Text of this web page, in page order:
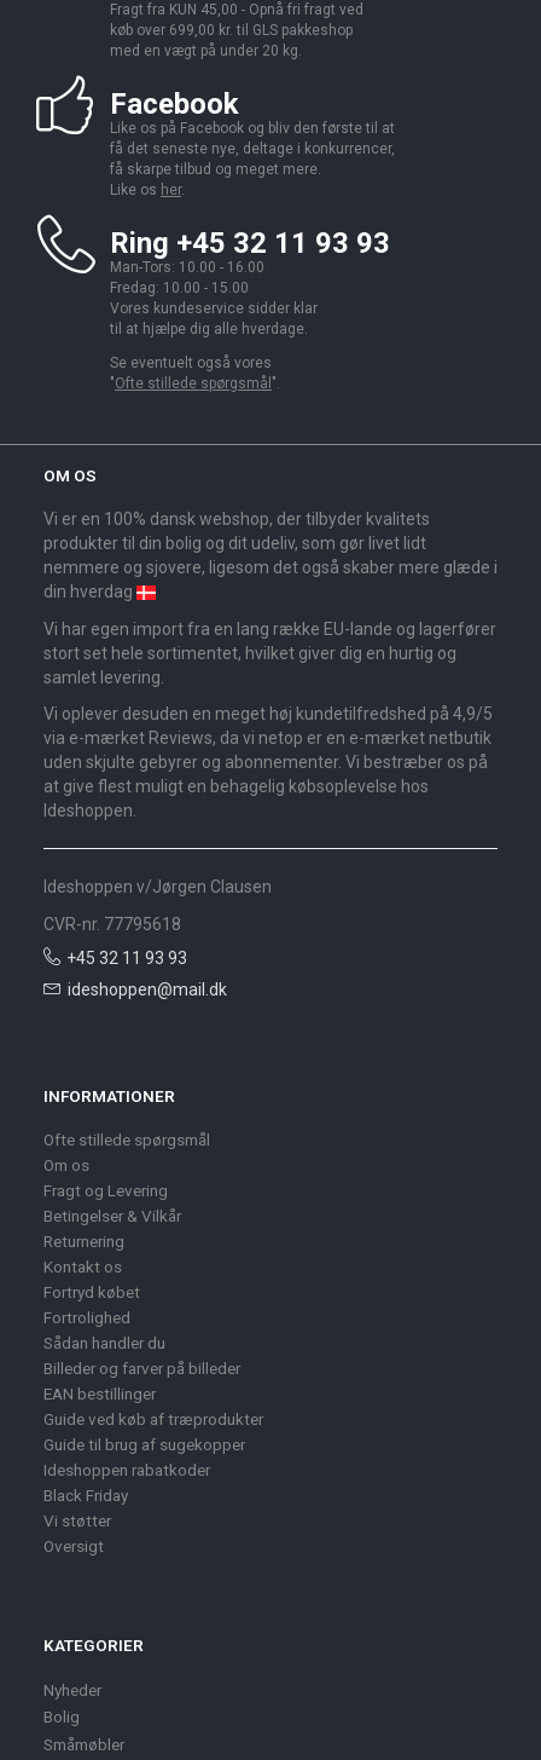
Fragt fra KUN 45,00 - Opnå fri fragt ved
køb over 699,00 kr. til GLS pakkeshop
med en vægt på under 20 kg.
Facebook
Like os på Facebook og bliv den første til at
få det seneste nye, deltage i konkurrencer,
få skarpe tilbud og meget mere.
Like os her.
Ring +45 32 11 93 93
Man-Tors: 10.00 - 16.00
Fredag: 10.00 - 15.00
Vores kundeservice sidder klar
til at hjælpe dig alle hverdage.
Se eventuelt også vores
"Ofte stillede spørgsmål ".
OM OS
Vi er en 100% dansk webshop, der tilbyder kvalitets
produkter til din bolig og dit udeliv, som gør livet lidt
nemmere og sjovere, ligesom det også skaber mere glæde i
din hverdag
Vi har egen import fra en lang række EU-lande og lagerfører
stort set hele sortimentet, hvilket giver dig en hurtig og
samlet levering.
Vi oplever desuden en meget høj kundetilfredshed på 4,9/5
via e-mærket Reviews, da vi netop er en e-mærket netbutik
uden skjulte gebyrer og abonnementer. Vi bestræber os på
at give flest muligt en behagelig købsoplevelse hos
Ideshoppen.
Ideshoppen v/Jørgen Clausen
CVR-nr. 77795618
+45 32 11 93 93
ideshoppen@mail.dk
INFORMATIONER
Ofte stillede spørgsmål
Om os
Fragt og Levering
Betingelser & Vilkår
Returnering
Kontakt os
Fortryd købet
Fortrolighed
Sådan handler du
Billeder og farver på billeder
EAN bestillinger
Guide ved køb af træprodukter
Guide til brug af sugekopper
Ideshoppen rabatkoder
Black Friday
Vi støtter
Oversigt
KATEGORIER
Nyheder
Bolig
Småmøbler